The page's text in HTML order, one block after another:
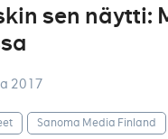
sen
2017
Sanoma Media Finland